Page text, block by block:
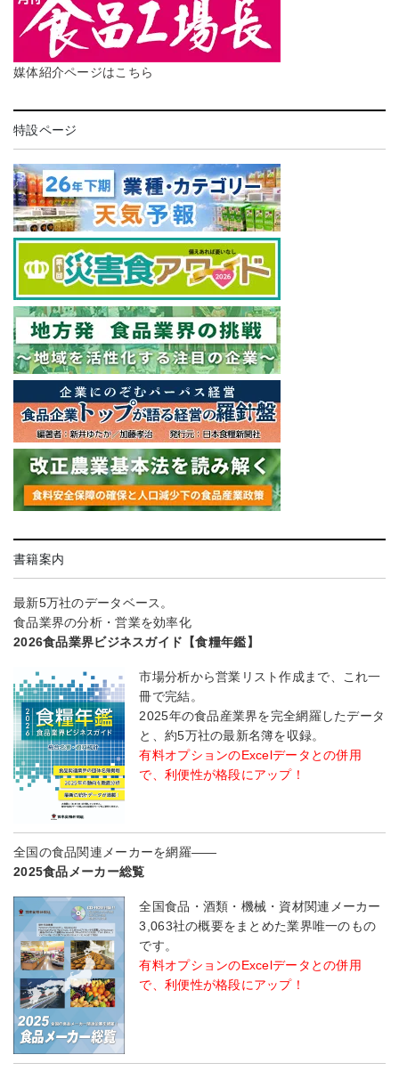
媒体紹介ページはこちら
特設ページ
書籍案内
最新5万社のデータベース。
食品業界の分析・営業を効率化
2026食品業界ビジネスガイド【食糧年鑑】
市場分析から営業リスト作成まで、これ一
冊で完結。
2025年の食品産業界を完全網羅したデータ
と、約5万社の最新名簿を収録。
有料オプションのExcelデータとの併用
で、利便性が格段にアップ！
全国の食品関連メーカーを網羅――
2025食品メーカー総覧
全国食品・酒類・機械・資材関連メーカー
3,063社の概要をまとめた業界唯一のもの
です。
有料オプションのExcelデータとの併用
で、利便性が格段にアップ！